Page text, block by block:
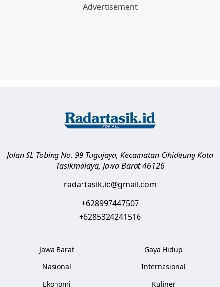
Jalan SL Tobing No. 99 Tugujaya, Kecamatan CihideungKota
Tasikmalaya, Jawa Barat 46126
radartasik.id@gmail.com
+628997447507
+6285324241516
Jawa Barat
Nasional
Ekonomi
Gaya Hidup
Internasional
Kuliner